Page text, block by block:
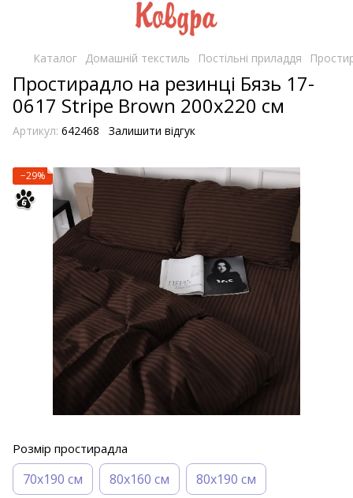
Каталог Домашній текстиль Постільні приладдя
Простирадло на резинці Бязь 17-
0617 Stripe Brown 200х220 см
Артикул: 642468 Залишити відгук
−29%
Розмір простирадла
70х190 см 80х160 см 80х190 см